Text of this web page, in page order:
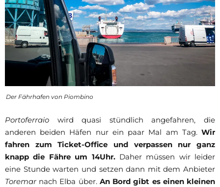
Der Fährhafen von Piombino
Portoferraio wird quasi stündlich angefahren, die
anderen beiden Häfen nur ein paar Mal am Tag. Wir
fahren zum Ticket-Office und verpassen nur ganz
knapp die Fähre um 14Uhr.Daher müssen wir leider
eine Stunde warten und setzen dann mit dem Anbieter
Toremarnach Elba über. An Bord gibt es einen kleinen